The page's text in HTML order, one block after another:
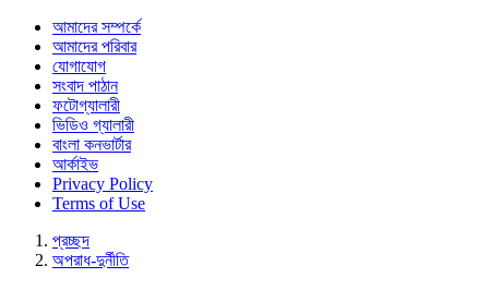
আমাদের সম্পর্কে
আমাদের পরিবার
যোগাযোগ
সংবাদ পাঠান
ফটোগ্যালারী
ভিডিও গ্যালারী
বাংলা কনভার্টার
আর্কাইভ
Privacy Policy
Terms of Use
প্রচ্ছদ
অপরাধ-দুর্নীতি